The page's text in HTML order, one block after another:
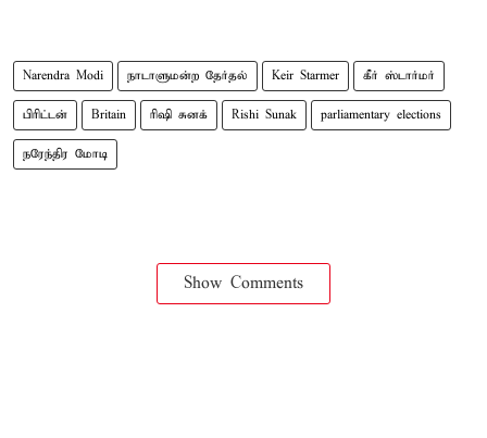
Narendra Modi நாடாளுமன்ற தேர்தல் Keir Starmer கீர் ஸ்டார்மர்
பிரிட்டன் Britain ரிஷி சுனக் Rishi Sunak parliamentary elections
நரேந்திர மோடி
Show Comments